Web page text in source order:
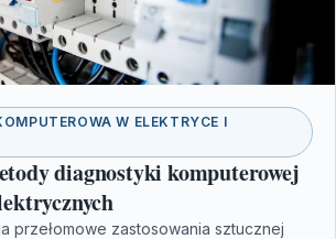
W ELEKTRYCE I
diagnostyki komputerowej
przełomowe zastosowania sztucznej